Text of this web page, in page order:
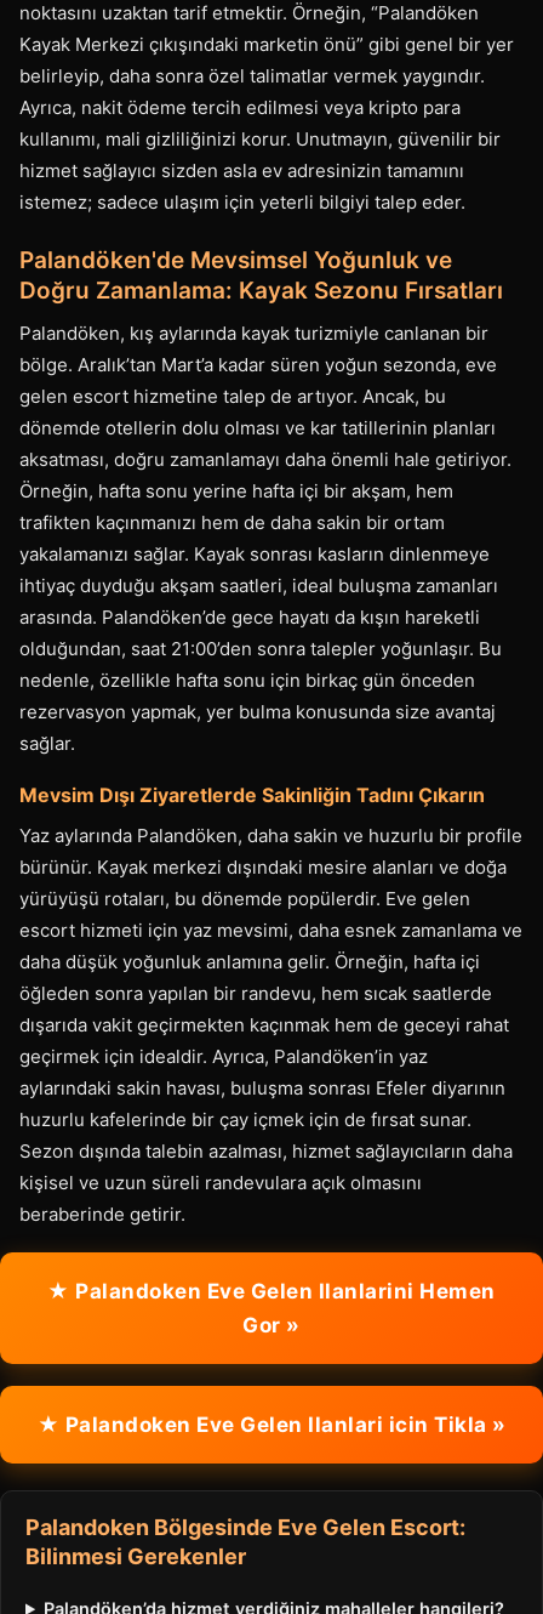
noktasını uzaktan tarif etmektir. Örneğin, “Palandöken
Kayak Merkezi çıkışındaki marketin önü” gibi genel bir yer
belirleyip, daha sonra özel talimatlar vermek yaygındır.
Ayrıca, nakit ödeme tercih edilmesi veya kripto para
kullanımı, mali gizliliğinizi korur. Unutmayın, güvenilir bir
hizmet sağlayıcı sizden asla ev adresinizin tamamını
istemez; sadece ulaşım için yeterli bilgiyi talep eder.
Palandöken'de Mevsimsel Yoğunluk ve
Doğru Zamanlama: Kayak Sezonu Fırsatları
Palandöken, kış aylarında kayak turizmiyle canlanan bir
bölge. Aralık’tan Mart’a kadar süren yoğun sezonda, eve
gelen escort hizmetine talep de artıyor. Ancak, bu
dönemde otellerin dolu olması ve kar tatillerinin planları
aksatması, doğru zamanlamayı daha önemli hale getiriyor.
Örneğin, hafta sonu yerine hafta içi bir akşam, hem
trafikten kaçınmanızı hem de daha sakin bir ortam
yakalamanızı sağlar. Kayak sonrası kasların dinlenmeye
ihtiyaç duyduğu akşam saatleri, ideal buluşma zamanları
arasında. Palandöken’de gece hayatı da kışın hareketli
olduğundan, saat 21:00’den sonra talepler yoğunlaşır. Bu
nedenle, özellikle hafta sonu için birkaç gün önceden
rezervasyon yapmak, yer bulma konusunda size avantaj
sağlar.
Mevsim Dışı Ziyaretlerde Sakinliğin Tadını Çıkarın
Yaz aylarında Palandöken, daha sakin ve huzurlu bir profile
bürünür. Kayak merkezi dışındaki mesire alanları ve doğa
yürüyüşü rotaları, bu dönemde popülerdir. Eve gelen
escort hizmeti için yaz mevsimi, daha esnek zamanlama ve
daha düşük yoğunluk anlamına gelir. Örneğin, hafta içi
öğleden sonra yapılan bir randevu, hem sıcak saatlerde
dışarıda vakit geçirmekten kaçınmak hem de geceyi rahat
geçirmek için idealdir. Ayrıca, Palandöken’in yaz
aylarındaki sakin havası, buluşma sonrası Efeler diyarının
huzurlu kafelerinde bir çay içmek için de fırsat sunar.
Sezon dışında talebin azalması, hizmet sağlayıcıların daha
kişisel ve uzun süreli randevulara açık olmasını
beraberinde getirir.
★ Palandoken Eve Gelen Ilanlarini Hemen
Gor »
★ Palandoken Eve Gelen Ilanlari icin Tikla »
Palandoken Bölgesinde Eve Gelen Escort:
Bilinmesi Gerekenler
Palandöken’da hizmet verdiğiniz mahalleler hangileri?